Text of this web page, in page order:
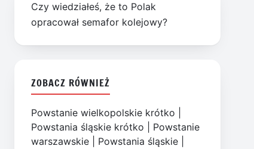
Czy wiedziałeś, że to Polak
opracował semafor kolejowy?
ZOBACZ RÓWNIEŻ
Powstanie wielkopolskie krótko
Powstania śląskie krótko
Powstanie
warszawskie
Powstania śląskie